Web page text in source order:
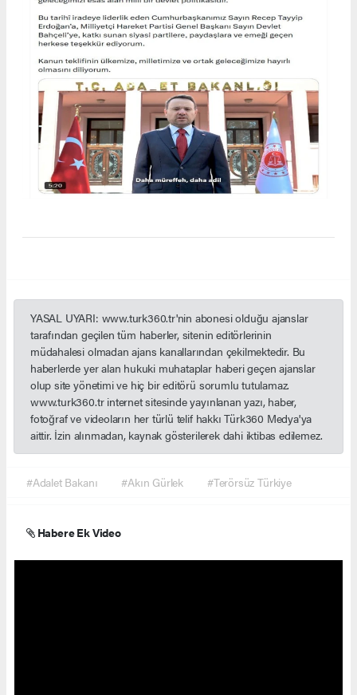
YASAL UYARI: www.turk360.tr'nin abonesi olduğu ajanslar
tarafından geçilen tüm haberler, sitenin editörlerinin
müdahalesi olmadan ajans kanallarından çekilmektedir. Bu
haberlerde yer alan hukuki muhataplar haberi geçen ajanslar
olup site yönetimi ve hiç bir editörü sorumlu tutulamaz.
www.turk360.tr internet sitesinde yayınlanan yazı, haber,
fotoğraf ve videoların her türlü telif hakkı Türk360 Medya'ya
aittir. İzin alınmadan, kaynak gösterilerek dahi iktibas edilemez.
#Adalet Bakanı #Akın Gürlek #Terörsüz Türkiye
Habere Ek Video